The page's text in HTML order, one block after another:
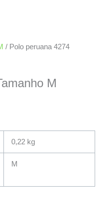
/ Polo peruana 4274
M
0,22 kg
M